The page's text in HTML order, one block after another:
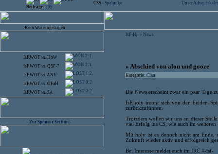
Beiträge: 285
CSS - Spelunke Unser
Kein War eingetragen
IsF.WOT vs. HoW 2:1
IsF.WOT vs. QSF-7 2:1
IsF.WOT vs.ANV 1:2
IsF.WOT vs. OFaH 0:2
IsF.WOT vs. SA 0:2
- Zur Sponsor Section -
IsF-Hp > News
» Abschied von alon und gooze
Kategorie: Clan
Die News erscheint zwar ein paar Tage
IsF.holy trennt sich von den beiden
zurückzuführen.
Trotzdem wollen wir uns an dieser
viel Erfolg ins CS, wie auch im weiteren
Mit holy ist es denoch nicht am Ende,
Zukunft wieder aktiv und erfolgreich
Bei Interesse meldet euch im IRC #-isf-